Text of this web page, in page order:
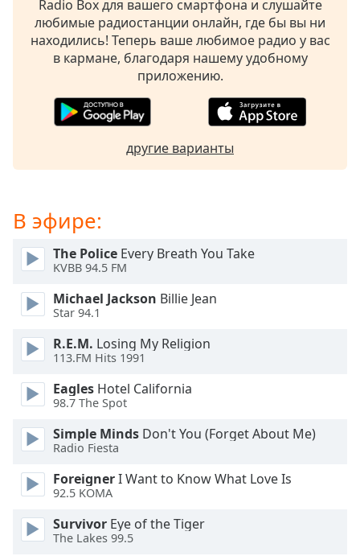
subtitles
settings
dialog
subtitles
selected
Fullscreen
modal
window.
Beginning
dialog
window.
cancel
and
close
window.
Radio Box для вашего смартфона и слушайте
любимые радиостанции онлайн, где бы вы ни
находились! Теперь ваше любимое радио у вас
в кармане, благодаря нашему удобному
приложению.
другие варианты
В эфире:
The Police Every Breath You Take
KVBB 94.5 FM
Michael Jackson Billie Jean
Star 94.1
R.E.M. Losing My Religion
113.FM Hits 1991
Eagles Hotel California
98.7 The Spot
Simple Minds Don't You (Forget About Me)
Radio Fiesta
ForeignerI Want to Know What Love Is
92.5 KOMA
Survivor Eye of the Tiger
The Lakes 99.5